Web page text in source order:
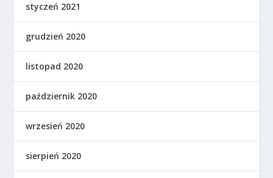
styczeń 2021
grudzień 2020
listopad 2020
październik 2020
wrzesień 2020
sierpień 2020